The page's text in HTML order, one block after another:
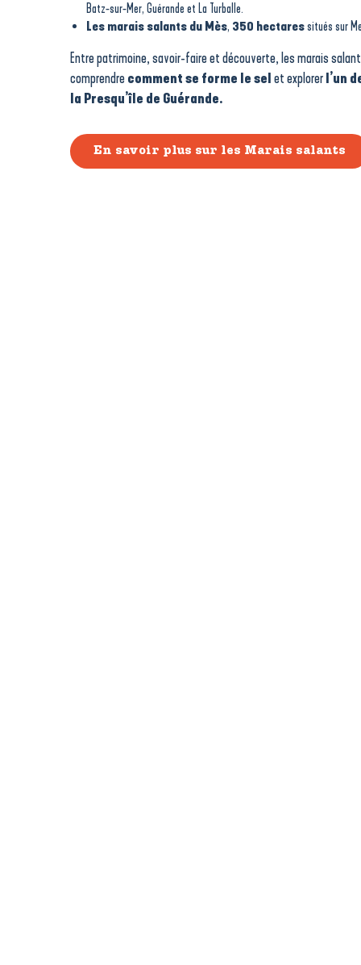
Batz-sur-Mer, Guérande et La Turballe.
Les marais salants du Mès, 350 hectaressitués sur
Entre patrimoine, savoir-faire et découverte, les marais
comprendrecomment se forme le selet explorerl’un
la Presqu’île de Guérande.
En savoir plus sur les Marais salants